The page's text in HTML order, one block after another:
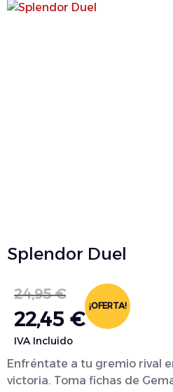
Splendor Duel
24,95€
22,45 €
IVA Incluido
¡OFERTA!
Enfréntate a tu gremio rival
victoria. Toma fichas de